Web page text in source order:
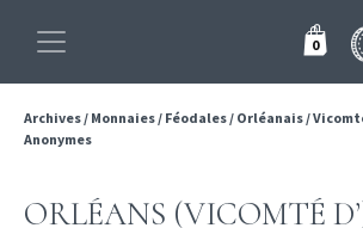
0
Archives/ Monnaies/ Féodales/ Orléanais/
Anonymes
ORLÉANS (VICOMTÉ